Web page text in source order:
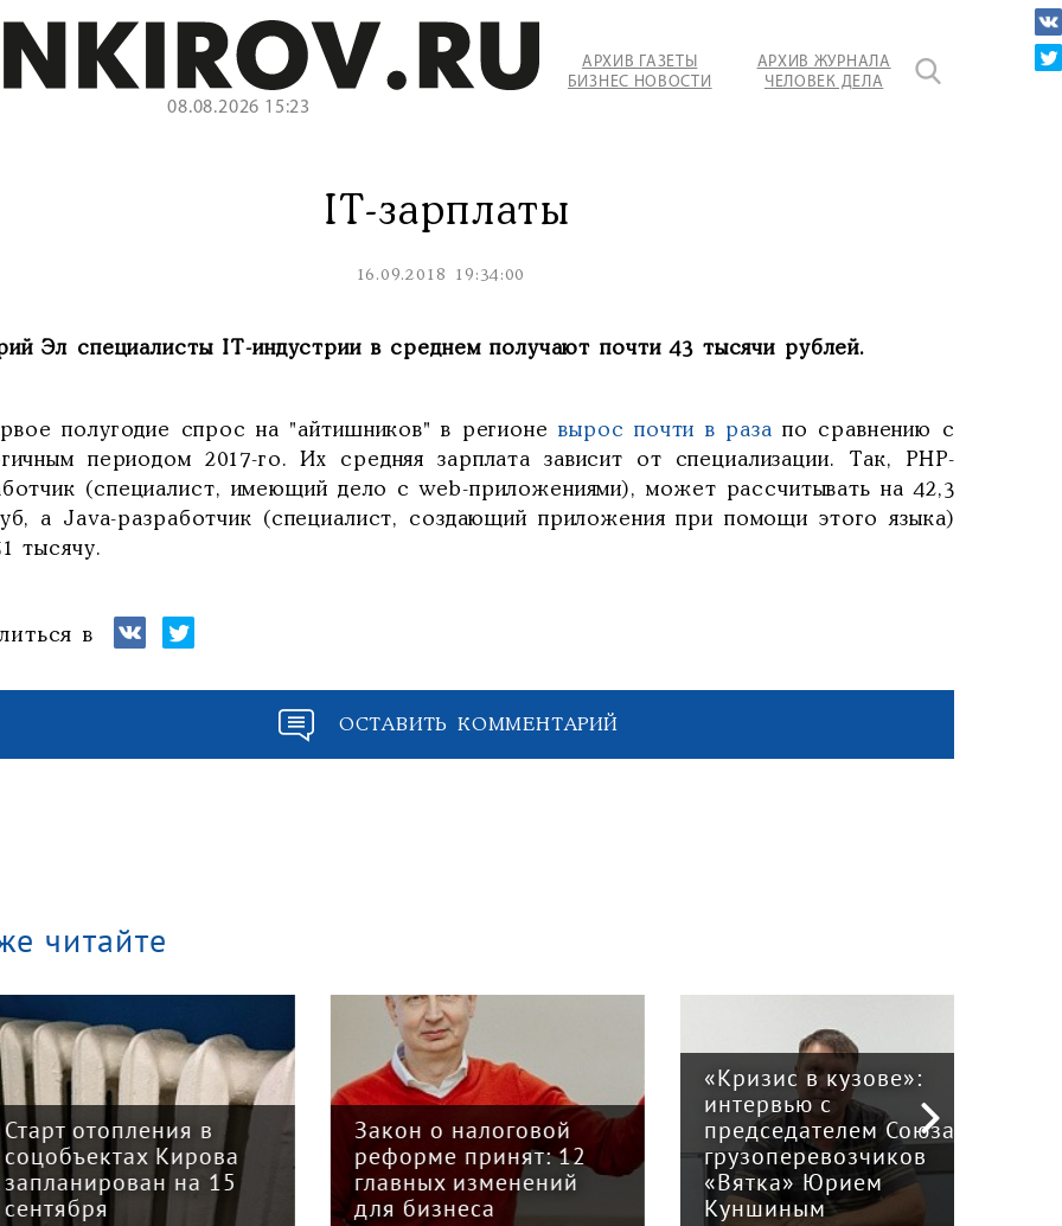
08.08.2026 15:23
АРХИВ ГАЗЕТЫ
БИЗНЕС НОВОСТИ
АРХИВ ЖУРНАЛА
ЧЕЛОВЕК ДЕЛА
IT-зарплаты
16.09.2018 19:34:00
Эл специалисты IT-индустрии в среднем получают почти 43 тысячи рублей.
полугодие спрос на "айтишников" в регионе вырос почти в раза по сравнению с
периодом 2017-го. Их средняя зарплата зависит от специализации. Так, РНР-
(специалист, имеющий дело с web-приложениями), может рассчитывать на 42,3
а Java-разработчик (специалист, создающий приложения при помощи этого языка)
тысячу.
в
ОСТАВИТЬ КОММЕНТАРИЙ
читайте
отопления в
Кирова
на 15
Закон о налоговой
реформе принят: 12
главных изменений
для бизнеса
«Кризис в кузове»:
интервью с
председателем Союза
грузоперевозчиков
«Вятка» Юрием
Куншиным